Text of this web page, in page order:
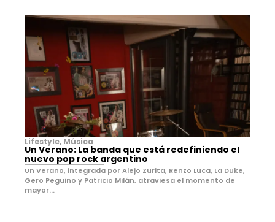
Lifestyle, Música
Un Verano: La banda que está redefiniendo el
nuevo pop rock argentino
Un Verano, integrada por Alejo Zurita, Renzo Luca, La Duke,
Gero Peguino y Patricio Milán, atraviesa el momento de
mayor...